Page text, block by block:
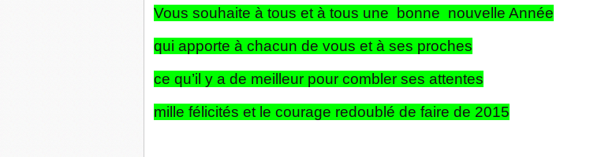
Vous souhaite à tous et à tous une bonne nouvelle Année
qui apporte à chacun de vous et à ses proches
ce qu’il y a de meilleur pour combler ses attentes
mille félicités et le courage redoublé de faire de 2015